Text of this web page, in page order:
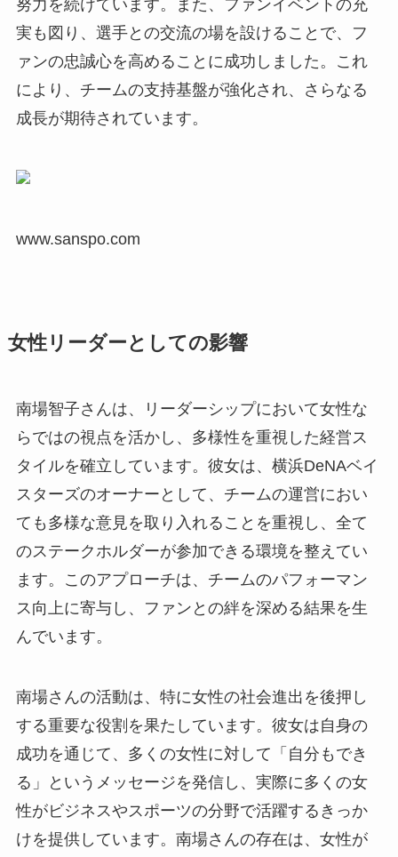
努力を続けています。また、ファンイベントの充
実も図り、選手との交流の場を設けることで、フ
ァンの忠誠心を高めることに成功しました。これ
により、チームの支持基盤が強化され、さらなる
成長が期待されています。
www.sanspo.com
女性リーダーとしての影響
南場智子さんは、リーダーシップにおいて女性な
らではの視点を活かし、多様性を重視した経営ス
タイルを確立しています。彼女は、横浜DeNAベイ
スターズのオーナーとして、チームの運営におい
ても多様な意見を取り入れることを重視し、全て
のステークホルダーが参加できる環境を整えてい
ます。このアプローチは、チームのパフォーマン
ス向上に寄与し、ファンとの絆を深める結果を生
んでいます。
南場さんの活動は、特に女性の社会進出を後押し
する重要な役割を果たしています。彼女は自身の
成功を通じて、多くの女性に対して「自分もでき
る」というメッセージを発信し、実際に多くの女
性がビジネスやスポーツの分野で活躍するきっか
けを提供しています。南場さんの存在は、女性が